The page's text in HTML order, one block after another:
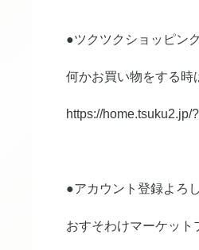
●ツクツクショッピン
何かお買い物をする
https://home.tsuku2.jp/
●アカウント登録よろ
おすそわけマーケッ